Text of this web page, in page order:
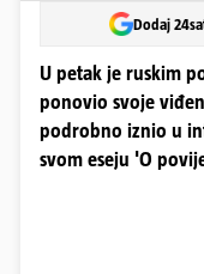
Dodaj
U petak je ruskim
ponovio svoje
podrobno iznio u
svom eseju 'O